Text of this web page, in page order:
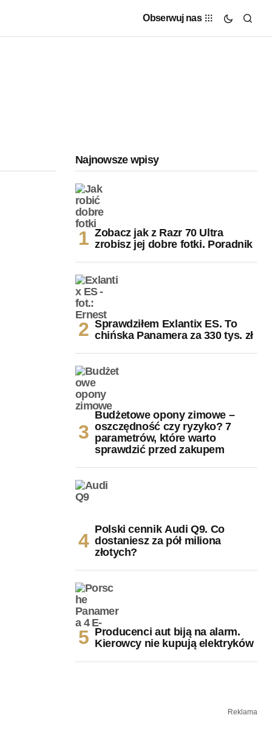
Obserwuj nas
Najnowsze wpisy
Zobacz jak z Razr 70 Ultra
zrobisz jej dobre fotki. Poradnik
Sprawdziłem Exlantix ES. To
chińska Panamera za 330 tys. zł
Budżetowe opony zimowe –
oszczędność czy ryzyko? 7
parametrów, które warto
sprawdzić przed zakupem
Polski cennik Audi Q9. Co
dostaniesz za pół miliona
złotych?
Producenci aut biją na alarm.
Kierowcy nie kupują elektryków
Reklama